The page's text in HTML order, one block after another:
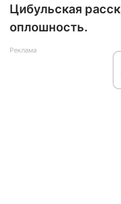
Цибульская
оплошность.
Реклама